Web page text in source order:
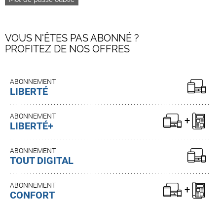
VOUS N'ÊTES PAS ABONNÉ ?
PROFITEZ DE NOS OFFRES
ABONNEMENT
LIBERTÉ
ABONNEMENT
LIBERTÉ+
ABONNEMENT
TOUT DIGITAL
ABONNEMENT
CONFORT